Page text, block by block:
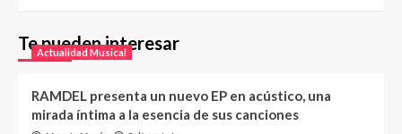
Te pueden interesar
Actualidad Musical
RAMDEL presenta un nuevo EP en acústico, una
mirada íntima a la esencia de sus canciones